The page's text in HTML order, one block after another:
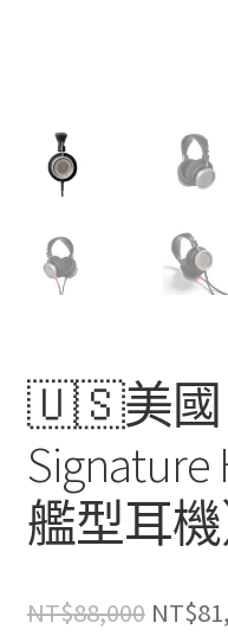
🇺🇸美國
Signature
艦型耳機
NT$88,000 原
NT$